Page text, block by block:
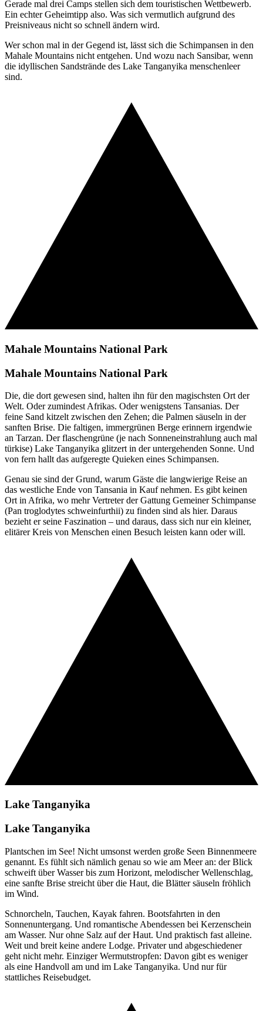
Gerade mal drei Camps stellen sich dem touristischen Wettbewerb.
Ein echter Geheimtipp also. Was sich vermutlich aufgrund des
Preisniveaus nicht so schnell ändern wird.
Wer schon mal in der Gegend ist, lässt sich die Schimpansen in den
Mahale Mountains nicht entgehen. Und wozu nach Sansibar, wenn
die idyllischen Sandstrände des Lake Tanganyika menschenleer
sind.
Mahale Mountains National Park
Mahale Mountains National Park
Die, die dort gewesen sind, halten ihn für den magischsten Ort der
Welt. Oder zumindest Afrikas. Oder wenigstens Tansanias. Der
feine Sand kitzelt zwischen den Zehen; die Palmen säuseln in der
sanften Brise. Die faltigen, immergrünen Berge erinnern irgendwie
an Tarzan. Der flaschengrüne (je nach Sonneneinstrahlung auch mal
türkise) Lake Tanganyika glitzert in der untergehenden Sonne. Und
von fern hallt das aufgeregte Quieken eines Schimpansen.
Genau sie sind der Grund, warum Gäste die langwierige Reise an
das westliche Ende von Tansania in Kauf nehmen. Es gibt keinen
Ort in Afrika, wo mehr Vertreter der Gattung Gemeiner Schimpanse
(Pan troglodytes schweinfurthii) zu finden sind als hier. Daraus
bezieht er seine Faszination – und daraus, dass sich nur ein kleiner,
elitärer Kreis von Menschen einen Besuch leisten kann oder will.
Lake Tanganyika
Lake Tanganyika
Plantschen im See! Nicht umsonst werden große Seen Binnenmeere
genannt. Es fühlt sich nämlich genau so wie am Meer an: der Blick
schweift über Wasser bis zum Horizont, melodischer Wellenschlag,
eine sanfte Brise streicht über die Haut, die Blätter säuseln fröhlich
im Wind.
Schnorcheln, Tauchen, Kayak fahren. Bootsfahrten in den
Sonnenuntergang. Und romantische Abendessen bei Kerzenschein
am Wasser. Nur ohne Salz auf der Haut. Und praktisch fast alleine.
Weit und breit keine andere Lodge. Privater und abgeschiedener
geht nicht mehr. Einziger Wermutstropfen: Davon gibt es weniger
als eine Handvoll am und im Lake Tanganyika. Und nur für
stattliches Reisebudget.